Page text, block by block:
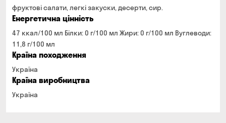
фруктові салати, легкі закуски, десерти, сир.
Енергетична цінність
47 ккал/100 мл Білки: 0 г/100 мл Жири: 0 г/100 мл Вуглеводи:
11,8 г/100 мл
Країна походження
Україна
Країна виробництва
Україна